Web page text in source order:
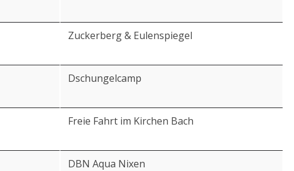
Zuckerberg & Eulenspiegel
Dschungelcamp
Freie Fahrt im Kirchen Bach
DBN Aqua Nixen